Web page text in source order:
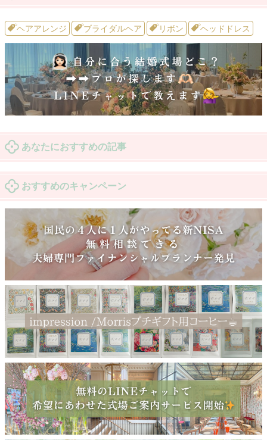
ヘアアレンジ ブライダルヘア リボン ヘッドドレス
あなたにおすすめの記事
おすすめのキャンペーン